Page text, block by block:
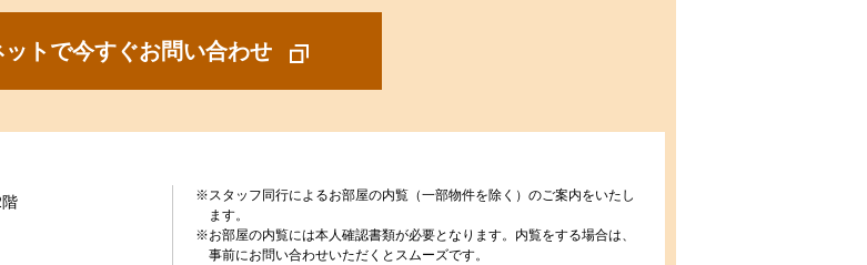
ットで今すぐお問い合わせ
※スタッフ同行によるお部屋の内覧（一部物件を除く）のご案内をいたし
ます。
※お部屋の内覧には本人確認書類が必要となります。内覧をする場合は、
事前にお問い合わせいただくとスムーズです。